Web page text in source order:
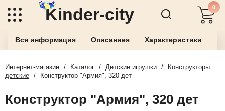
Kinder-city 0
Вся информация Описаниея Характеристики
Интернет-магазин / Каталог / Детские игрушки /
Конструкторы
детские / Конструктор "Армия", 320 дет
Конструктор "Армия", 320 дет